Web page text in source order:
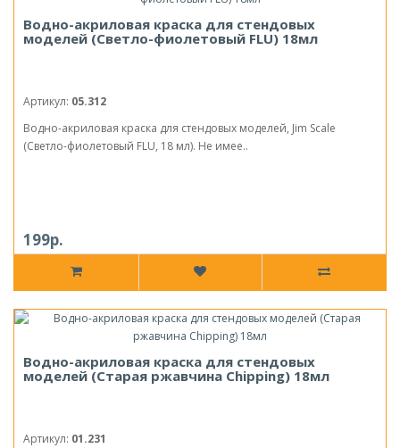
Водно-акриловая краска для стендовых
моделей (Светло-фиолетовый FLU) 18мл
Артикул: 05.312
Водно-акриловая краска для стендовых моделей, Jim Scale
(Светло-фиолетовый FLU, 18 мл). Не имее..
199р.
Водно-акриловая краска для стендовых
моделей (Старая ржавчина Chipping) 18мл
Артикул: 01.231